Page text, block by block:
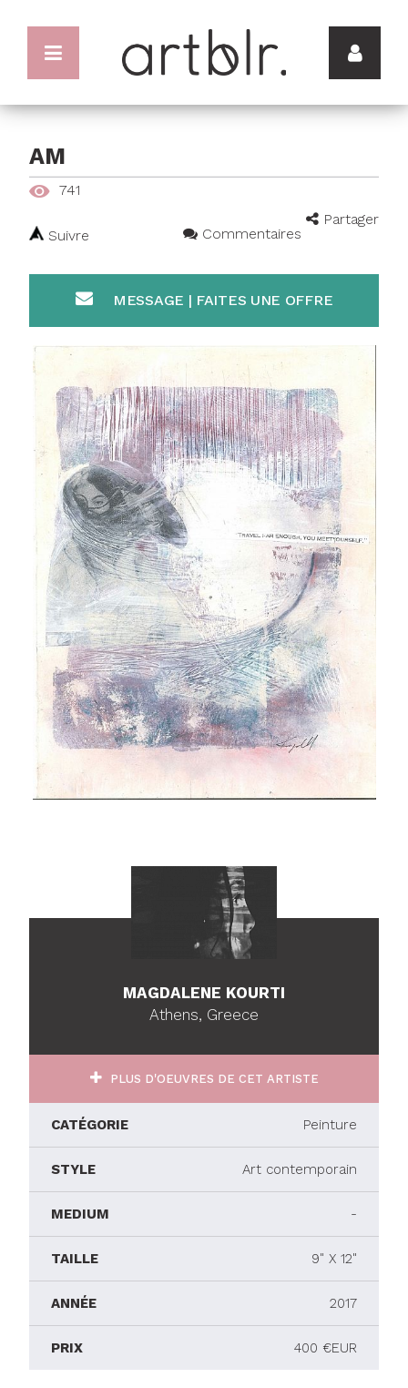
AM
741
Partager
Suivre
Commentaires
MESSAGE | FAITES UNE OFFRE
MAGDALENE KOURTI
Athens, Greece
PLUS D'OEUVRES DE CET ARTISTE
CATÉGORIE Peinture
STYLE Art contemporain
MEDIUM -
TAILLE 9" X 12"
ANNÉE 2017
PRIX 400 €EUR